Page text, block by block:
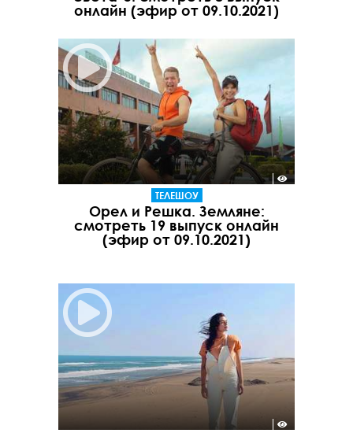
онлайн (эфир от 09.10.2021)
ТЕЛЕШОУ
Орел и Решка. Земляне:
смотреть 19 выпуск онлайн
(эфир от 09.10.2021)